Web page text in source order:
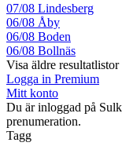
07/08 Lindesberg
06/08 Åby
06/08 Boden
06/08 Bollnäs
Visa äldre resultatlistor
Logga in Premium
Mitt konto
Du är inloggad på
prenumeration.
Tagg